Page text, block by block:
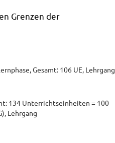
Grenzen der
Gesamt: 106 UE, Lehrgang
134 Unterrichtseinheiten = 100
Lehrgang